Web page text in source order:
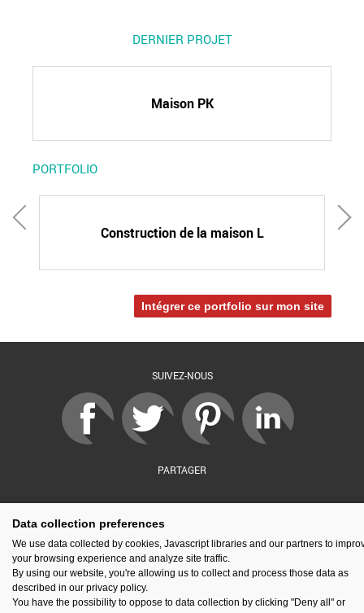
DERNIER PROJET
Maison PK
PORTFOLIO
Construction de la maison L
Intégrer ce portfolio sur mon site
SUIVEZ-NOUS
PARTAGER
par : Financé par :
Espace presse Kit de communication Contact Mentions légales
Data collection preferences
We use data collected by cookies, Javascript libraries and our partners to
your browsing experience and analyze site traffic.
By using our website, you're allowing us to collect and process those data as
described in our privacy policy.
You have the possibility to oppose to data collection by clicking "Deny all" or